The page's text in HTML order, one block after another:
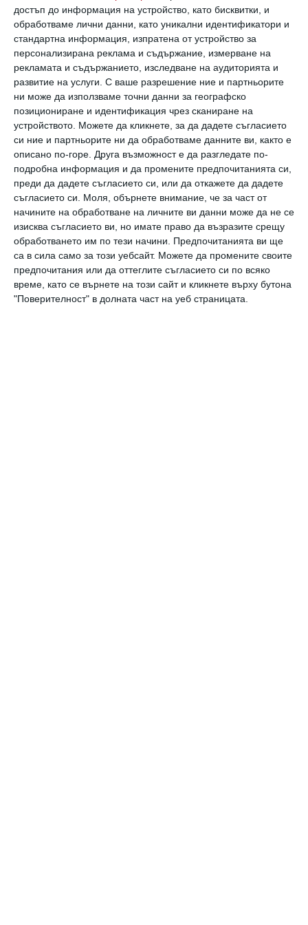
достъп до информация на устройство, като бисквитки, и
обработваме лични данни, като уникални идентификатори и
стандартна информация, изпратена от устройство за
персонализирана реклама и съдържание, измерване на
рекламата и съдържанието, изследване на аудиторията и
развитие на услуги. С ваше разрешение ние и партньорите
ни може да използваме точни данни за географско
позициониране и идентификация чрез сканиране на
устройството. Можете да кликнете, за да дадете съгласието
си ние и партньорите ни да обработваме данните ви, както е
описано по-горе. Друга възможност е да разгледате по-
подробна информация и да промените предпочитанията си,
преди да дадете съгласието си, или да откажете да дадете
съгласието си. Моля, обърнете внимание, че за част от
начините на обработване на личните ви данни може да не се
изисква съгласието ви, но имате право да възразите срещу
обработването им по тези начини. Предпочитанията ви ще
са в сила само за този уебсайт. Можете да промените своите
предпочитания или да оттеглите съгласието си по всяко
време, като се върнете на този сайт и кликнете върху бутона
"Поверителност" в долната част на уеб страницата.
по-щастливи. Щастието също така е
заразно, което означава, че ако прекарвате
време с щастливи хора, е по-вероятно и вие
да се чувствате добре.
2. Повишава мотивацията
Ние сме създадени, да бъдем част от
обществото, затова социалната
комуникация е толкова полезна за нас. Ако
хората около нас ни подкрепят, ще ни бъде в
пъти по-лесно да преследваме целите и
мечтите си. В моментите, когато сме
загубили кураж и мотивация, отново
верните приятели са тези, които ще бъдат